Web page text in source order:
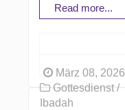
Read more...
März 08, 2026
Gottesdienst /
Ibadah